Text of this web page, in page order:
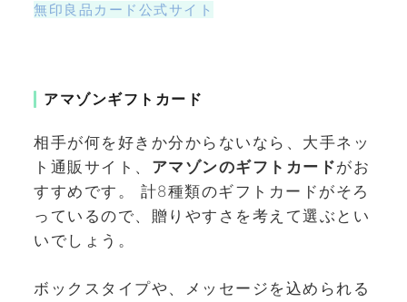
無印良品カード公式サイト
アマゾンギフトカード
相手が何を好きか分からないなら、大手ネッ
ト通販サイト、 アマゾンのギフトカードがお
すすめです。 計8種類のギフトカードがそろ
っているので、贈りやすさを考えて選ぶとい
いでしょう。
ボックスタイプや、メッセージを込められる